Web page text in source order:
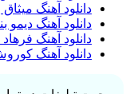
دانلود آهنگ
دانلود آهنگ
دانلود آهنگ
دانلود آهنگ